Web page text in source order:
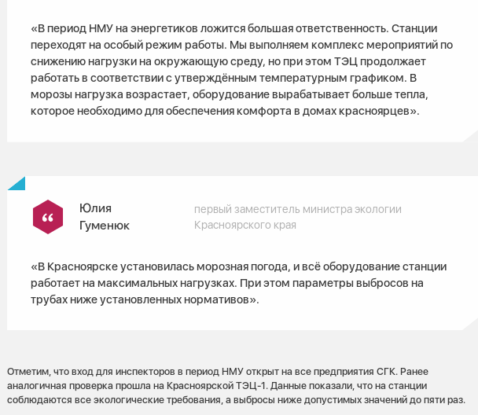
«В период НМУ на энергетиков ложится большая ответственность. Станции
переходят на особый режим работы. Мы выполняем комплекс мероприятий по
снижению нагрузки на окружающую среду, но при этом ТЭЦ продолжает
работать в соответствии с утверждённым температурным графиком. В
морозы нагрузка возрастает, оборудование вырабатывает больше тепла,
которое необходимо для обеспечения комфорта в домах красноярцев».
Юлия
Гуменюк
первый заместитель министра экологии
Красноярского края
«В Красноярске установилась морозная погода, и всё оборудование станции
работает на максимальных нагрузках. При этом параметры выбросов на
трубах ниже установленных нормативов».
Отметим, что вход для инспекторов в период НМУ открыт на все предприятия СГК. Ранее
аналогичная проверка прошла на Красноярской ТЭЦ-1. Данные показали, что на станции
соблюдаются все экологические требования, а выбросы ниже допустимых значений до пяти раз.